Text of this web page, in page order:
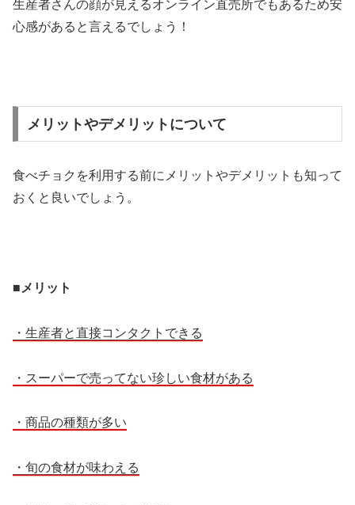
生産者さんの顔が見えるオンライン直売所でもあるため安
心感があると言えるでしょう！
メリットやデメリットについて
食べチョクを利用する前にメリットやデメリットも知って
おくと良いでしょう。
■メリット
・生産者と直接コンタクトできる
・スーパーで売ってない珍しい食材がある
・商品の種類が多い
・旬の食材が味わえる